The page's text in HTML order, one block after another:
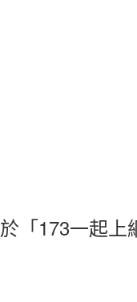
「173一起上